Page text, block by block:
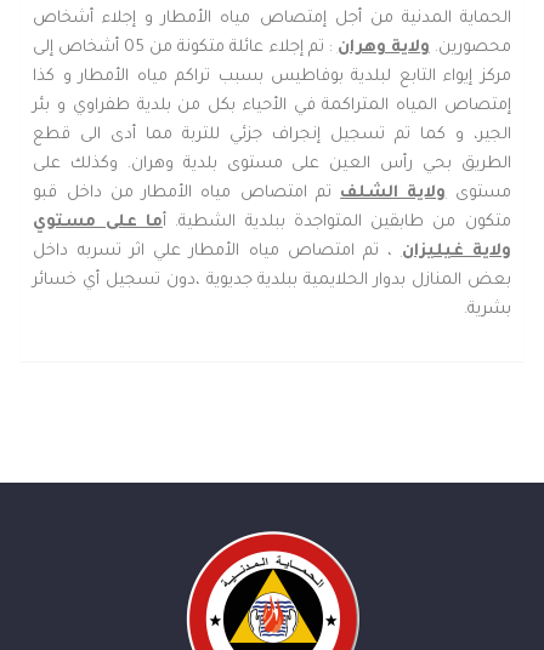
الحماية المدنية من أجل إمتصاص مياه الأمطار و إجلاء أشخاص
محصورين.ولاية وهران
: تم إجلاء عائلة متكونة من 05 أشخاص إلى
مركز إيواء التابع لبلدية بوفاطيس بسبب تراكم مياه الأمطار و كذا
إمتصاص المياه المتراكمة في الأحياء بكل من بلدية طفراوي و بئر
الجير، و كما تم تسجيل إنجراف جزئي للتربة مما أدى الى قطع
الطريق بحي رأس العين على مستوى بلدية وهران. وكذلك على
مستوىولاية الشلفتم امتصاص مياه الأمطار من داخل قبو
متكون من طابقين المتواجدة ببلدية الشطية. أما على مستوي
ولاية غيليزان، تم امتصاص مياه الأمطار علي اثر تسربه داخل
بعض المنازل بدوار الحلايمية ببلدية جديوية ،دون تسجيل أي خسائر
بشرية.